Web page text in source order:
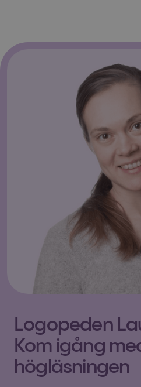
Logopeden
Kom igång
högläsningen